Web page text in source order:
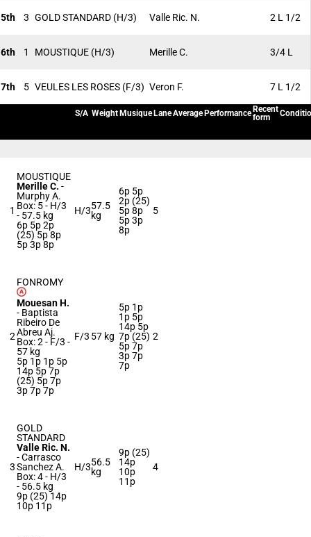
5th 3 GOLD STANDARD (H/3) Valle Ric. N. 2 L 1/2
6th 1 MOUSTIQUE (H/3) Merille C. 3/4 L
7th 5 VEULES LES ROSES (F/3) Veron F. 7 L 1/2
S/A Weight Musique LaneAverage Performance Recent
form
1
MOUSTIQUE
Merille C. -
Murphy A.
Box: 5 - H/3
- 57.5 kg
6p 5p 2p
(25) 5p 8p
5p 3p 8p
H/357.5
kg
6p 5p
2p (25)
5p 8p
5p 3p
8p
5
2
FONROMY
Mouesan H.
- Baptista
Ribeiro De
Abreu Aj.
Box: 2 - F/3 -
57 kg
5p 1p 1p 5p
14p 5p 7p
(25) 5p 7p
3p 7p 7p
F/3 57 kg
5p 1p
1p 5p
14p 5p
7p (25)
5p 7p
3p 7p
7p
2
3
GOLD
STANDARD
Valle Ric. N.
-Carrasco
Sanchez A.
Box: 4 - H/3
- 56.5 kg
9p (25) 14p
10p 11p
H/356.5
kg
9p (25)
14p
10p
11p
4